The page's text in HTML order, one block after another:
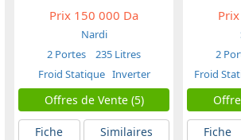
Prix 150 000 Da
Nardi
2 Portes
235 Litres
Froid Statique Inverter
Offres de Vente (5)
Fiche
Similaires
Prix
2
Froid
Fiche